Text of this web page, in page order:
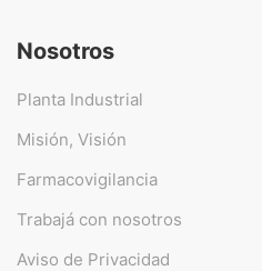
Nosotros
Planta Industrial
Misión, Visión
Farmacovigilancia
Trabajá con nosotros
Aviso de Privacidad